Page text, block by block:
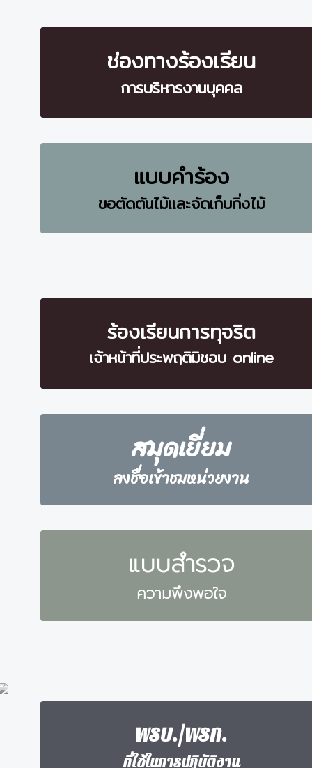
ช่องทางร้องเรียน
การบริหารงานบุคคล
แบบคำร้อง
ขอตัดตันไม้และจัดเก็บกิ่งไม้
ร้องเรียนการทุจริต
เจ้าหน้าที่ประพฤติมิชอบ online
สมุดเยี่ยม
ลงชื่อเข้าชมหน่วยงาน
แบบสำรวจ
ความพึงพอใจ
พรบ./พรก.
ที่ใช้ในการปฏิบัติงาน